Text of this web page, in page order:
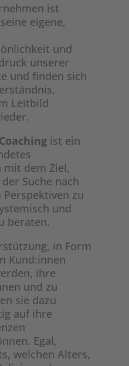
ist
eigene,
und
unserer
und finden sich
Leitbild
ist ein
mit dem Ziel,
Suche nach
zu
und
beraten.
in Form
Kund:innen
ihre
und zu
sie dazu
auf ihre
Egal,
welchen Alters,